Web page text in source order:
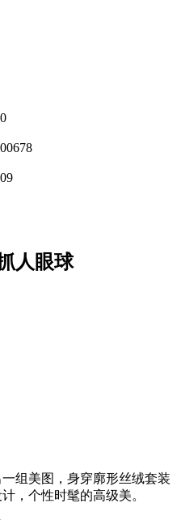
人眼球
组美图，身穿廓形丝绒套装
，个性时髦的高级美。